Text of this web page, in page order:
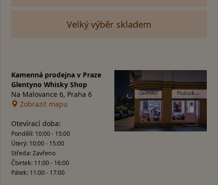
Velký výběr skladem
Kamenná prodejna v Praze
Glentyno Whisky Shop
Na Malovance 6, Praha 6
Zobrazit mapu
Otevírací doba:
Pondělí: 10:00 - 15:00
Úterý: 10:00 - 15:00
Středa: Zavřeno
Čtvrtek: 11:00 - 16:00
Pátek: 11:00 - 17:00